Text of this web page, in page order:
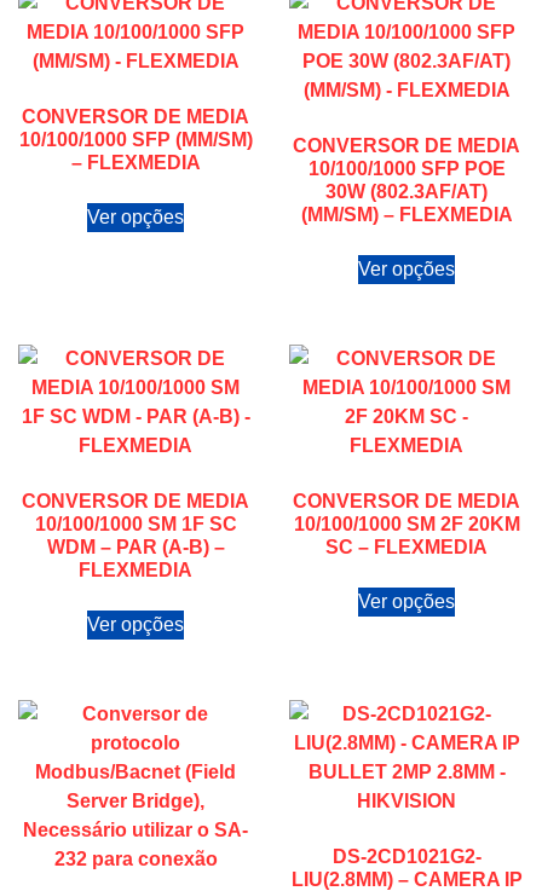
CONVERSOR DE MEDIA
10/100/1000 SFP (MM/SM)
– FLEXMEDIA
Ver opções
CONVERSOR DE MEDIA
10/100/1000 SFP POE
30W (802.3AF/AT)
(MM/SM) – FLEXMEDIA
Ver opções
CONVERSOR DE MEDIA
10/100/1000 SM 1F SC
WDM – PAR (A-B) –
FLEXMEDIA
Ver opções
CONVERSOR DE MEDIA
10/100/1000 SM 2F 20KM
SC – FLEXMEDIA
Ver opções
DS-2CD1021G2-
LIU(2.8MM) – CAMERA IP